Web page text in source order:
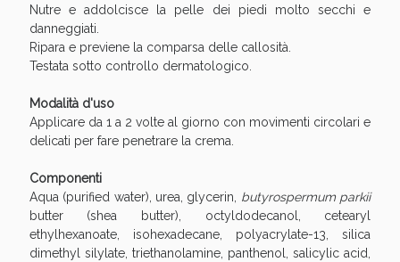
Nutre e addolcisce la pelle dei piedi molto secchi e
danneggiati.
Ripara e previene la comparsa delle callosità.
Testata sotto controllo dermatologico.
Modalità d'uso
Applicare da 1 a 2 volte al giorno con movimenti circolari e
delicati per fare penetrare la crema.
Componenti
Aqua (purified water), urea, glycerin, butyrospermum parkii
butter (shea butter), octyldodecanol, cetearyl
ethylhexanoate, isohexadecane, polyacrylate-13, silica
dimethyl silylate, triethanolamine, panthenol, salicylic acid,